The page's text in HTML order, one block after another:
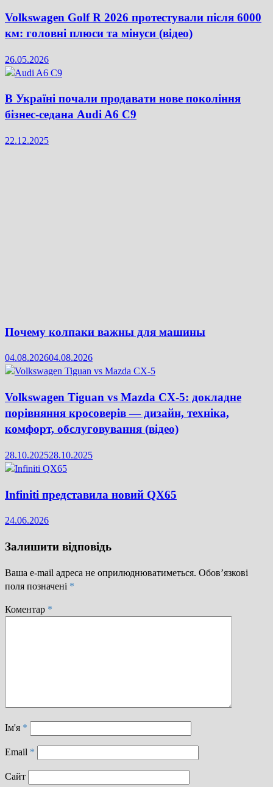
Volkswagen Golf R 2026 протестували після 6000
км: головні плюси та мінуси (відео)
26.05.2026
В Україні почали продавати нове покоління
бізнес-седана Audi A6 C9
22.12.2025
Почему колпаки важны для машины
04.08.202604.08.2026
Volkswagen Tiguan vs Mazda CX-5: докладне
порівняння кросоверів — дизайн, техніка,
комфорт, обслуговування (відео)
28.10.202528.10.2025
Infiniti представила новий QX65
24.06.2026
Залишити відповідь
Ваша e-mail адреса не оприлюднюватиметься. Обов’язкові
поля позначені *
Коментар *
Ім'я *
Email *
Сайт